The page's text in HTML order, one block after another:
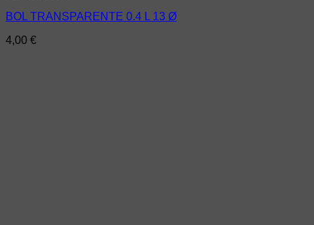
BOL TRANSPARENTE 0.4 L 13 Ø
4,00 €